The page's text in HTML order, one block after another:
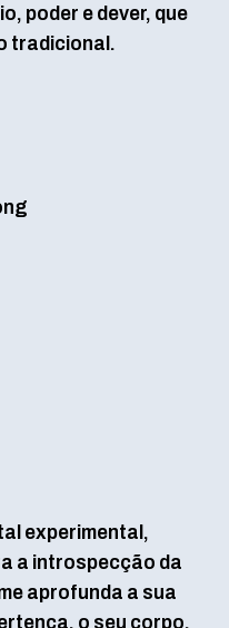
poder e dever, que
tradicional.
experimental,
a introspecção da
aprofunda a sua
o seu corpo,